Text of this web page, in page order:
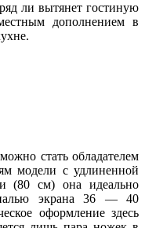
ли вытянет гостиную
дополнением в
стать обладателем
модели с удлиненной
(80 см) она идеально
экрана 36 — 40
оформление здесь